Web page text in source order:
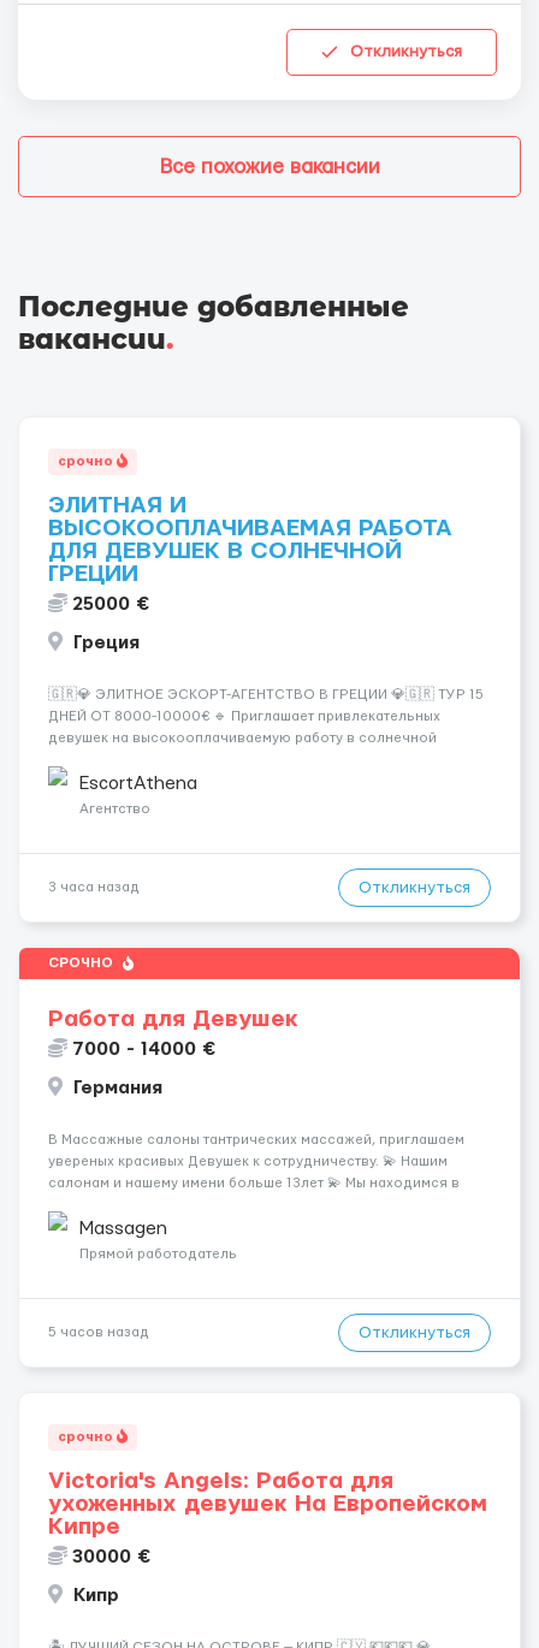
Откликнуться
Все похожие вакансии
Последние добавленные
вакансии.
срочно
ЭЛИТНАЯ И
ВЫСОКООПЛАЧИВАЕМАЯ РАБОТА
ДЛЯ ДЕВУШЕК В СОЛНЕЧНОЙ
ГРЕЦИИ
25000 €
Греция
🇬🇷💎 ЭЛИТНОЕ ЭСКОРТ-АГЕНТСТВО В ГРЕЦИИ 💎🇬🇷 ТУР 15
ДНЕЙ ОТ 8000-10000€ 🔹 Приглашает привлекательных
девушек на высокооплачиваемую работу в солнечной
хорошие деньги 💶 — это предложение для тебя! 🔹
Требования: ✔️ Возраст от ...
EscortAthena
Агентство
3 часа назад Откликнуться
СРОЧНО
Работа для Девушек
7000 - 14000 €
Германия
В Массажные салоны тантрических массажей, приглашаем
увереных красивых Девушек к сотрудничеству. 💫 Нашим
салонам и нашему имени больше 13лет 💫 Мы находимся в
заработная плата 💚Мы гарантируем Наличие работы. Поток 💝
incall / Out...
Massagen
Прямой работодатель
5 часов назад Откликнуться
срочно
Victoria's Angels: Работа для
ухоженных девушек На Европейском
Кипре
30000 €
Кипр